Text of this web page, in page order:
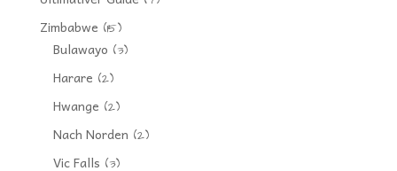
Zimbabwe (15)
Bulawayo (3)
Harare (2)
Hwange (2)
Nach Norden (2)
Vic Falls (3)